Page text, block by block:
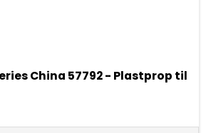
China 57792 - Plastprop til